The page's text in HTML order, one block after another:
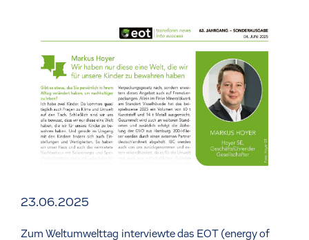
23.06.2025
Zum Weltumwelttag interviewte das EOT (energy of